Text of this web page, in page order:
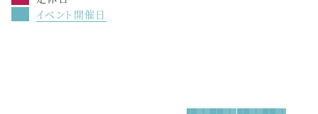
イベント開催日